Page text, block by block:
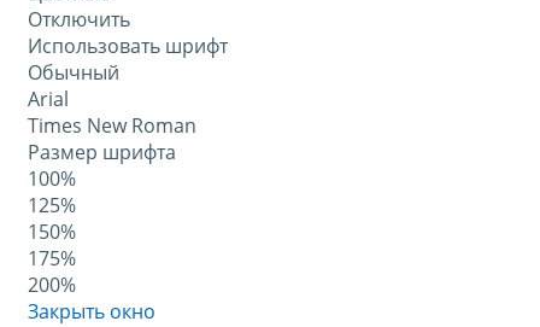
Отключить
Использовать шрифт
Обычный
Arial
Times New Roman
Размер шрифта
100%
125%
150%
175%
200%
Закрыть окно